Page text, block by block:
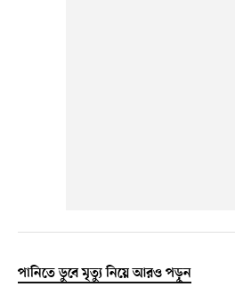
পানিতে ডুবে মৃত্যু নিয়ে আরও পড়ুন